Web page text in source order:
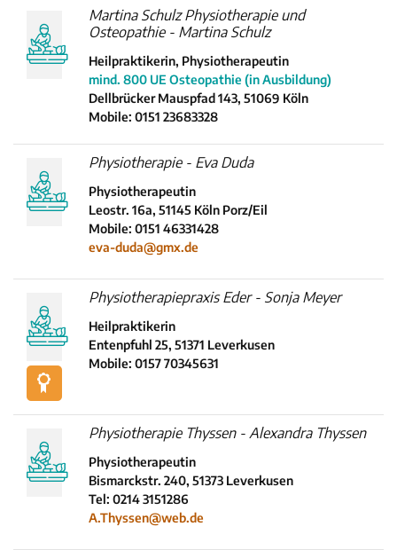
Martina Schulz Physiotherapie und
Osteopathie - Martina Schulz
Heilpraktikerin, Physiotherapeutin
mind. 800 UE Osteopathie (in Ausbildung)
Dellbrücker Mauspfad 143, 51069 Köln
Mobile: 0151 23683328
Physiotherapie - Eva Duda
Physiotherapeutin
Leostr. 16a, 51145 Köln Porz/Eil
Mobile: 0151 46331428
eva-duda@gmx.de
Physiotherapiepraxis Eder - Sonja Meyer
Heilpraktikerin
Entenpfuhl 25, 51371 Leverkusen
Mobile: 0157 70345631
Physiotherapie Thyssen - Alexandra Thyssen
Physiotherapeutin
Bismarckstr. 240, 51373 Leverkusen
Tel: 0214 3151286
A.Thyssen@web.de